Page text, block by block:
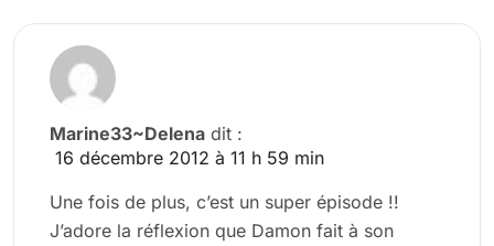
Marine33~Delena dit :
16 décembre 2012 à 11 h 59 min
Une fois de plus, c’est un super épisode !!
J’adore la réflexion que Damon fait à son